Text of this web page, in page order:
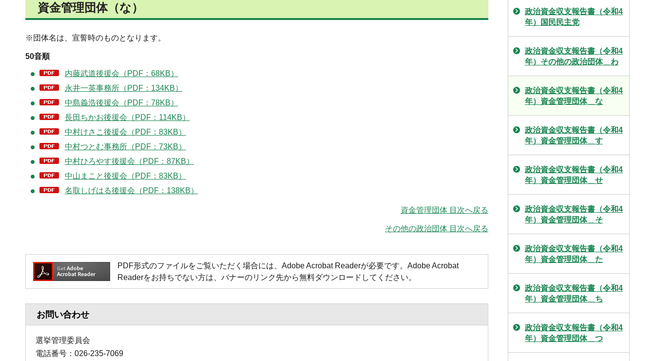
資金管理団体（な）
※団体名は、宣誓時のものとなります。
50音順
内藤武道後援会（PDF：68KB）
永井一英事務所（PDF：134KB）
中島義浩後援会（PDF：78KB）
長田ちかお後援会（PDF：114KB）
中村けさこ後援会（PDF：83KB）
中村つとむ事務所（PDF：73KB）
中村ひろやす後援会（PDF：87KB）
中山まこと後援会（PDF：83KB）
名取しげはる後援会（PDF：138KB）
資金管理団体 目次へ戻る
その他の政治団体 目次へ戻る
PDF形式のファイルをご覧いただく場合には、Adobe Acrobat Readerが必要です。Adobe Acrobat
Readerをお持ちでない方は、バナーのリンク先から無料ダウンロードしてください。
お問い合わせ
選挙管理委員会
電話番号：026-235-7069
政治資金収支報告書（令和4
年）国民民主党
政治資金収支報告書（令和4
年）その他の政治団体＿わ
政治資金収支報告書（令和4
年）資金管理団体＿な
政治資金収支報告書（令和4
年）資金管理団体＿す
政治資金収支報告書（令和4
年）資金管理団体＿せ
政治資金収支報告書（令和4
年）資金管理団体＿そ
政治資金収支報告書（令和4
年）資金管理団体＿た
政治資金収支報告書（令和4
年）資金管理団体＿ち
政治資金収支報告書（令和4
年）資金管理団体＿つ